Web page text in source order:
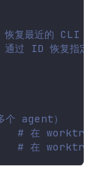
复最近的 CLI
过 ID 恢复指定
agent）
# 在 worktree
# 在 worktree